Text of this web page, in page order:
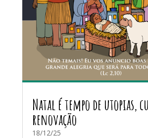
Natal é tempo de utopias,
renovação
18/12/25